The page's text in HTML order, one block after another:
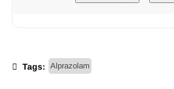
Tags: Alprazolam